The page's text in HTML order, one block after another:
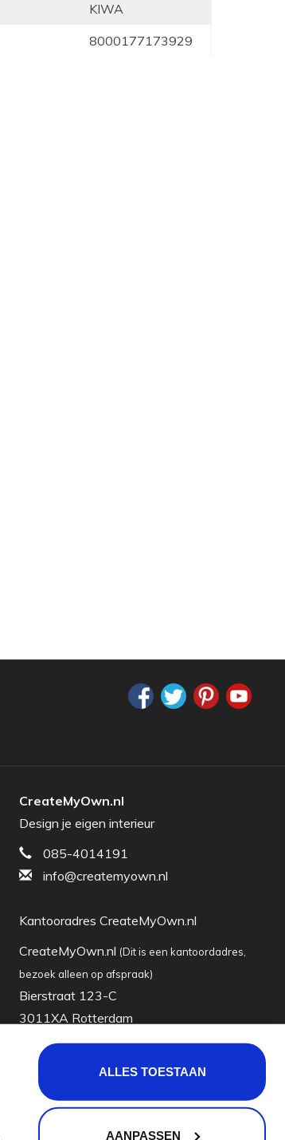
ALLES TOESTAAN
AANPASSEN
KIWA
8000177173929
CreateMyOwn.nl
Design je eigen interieur
085-4014191
info@createmyown.nl
Kantooradres CreateMyOwn.nl
CreateMyOwn.nl (Dit is een kantoordadres,
bezoek alleen op afspraak)
Bierstraat 123-C
3011XA Rotterdam
Nederland
KVK: 63035928
Btw-nummer: nl855065722b01